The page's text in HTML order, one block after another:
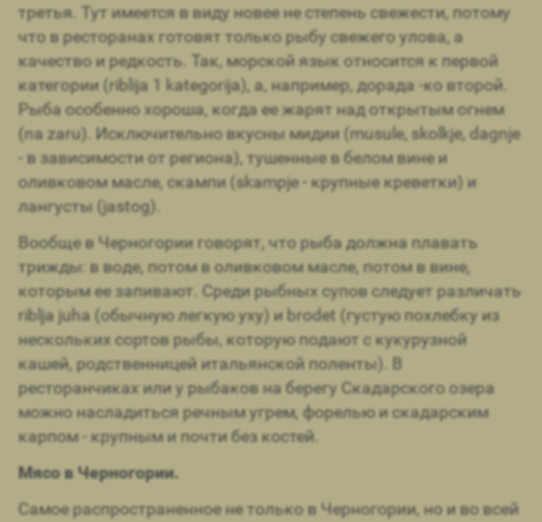
третья. Тут имеется в виду новее не степень свежести, потому
что в ресторанах готовят только рыбу свежего улова, а
качество и редкость. Так, морской язык относится к первой
категории (riblija 1 kategorija), а, например, дорада -ко второй.
Рыба особенно хороша, когда ее жарят над открытым огнем
(na zaru). Исключительно вкусны мидии (musule, skolkje, dagnje
- в зависимости от региона), тушенные в белом вине и
оливковом масле, скампи (skampje - крупные креветки) и
лангусты (jastog).
Вообще в Черногории говорят, что рыба должна плавать
трижды: в воде, потом в оливковом масле, потом в вине,
которым ее запивают. Среди рыбных супов следует различать
riblja juha (обычную легкую уху) и brodet (густую похлебку из
нескольких сортов рыбы, которую подают с кукурузной
кашей, родственницей итальянской поленты). В
ресторанчиках или у рыбаков на берегу Скадарского озера
можно насладиться речным угрем, форелью и скадарским
карпом - крупным и почти без костей.
Мясо в Черногории.
Самое распространенное не только в Черногории, но и во всей